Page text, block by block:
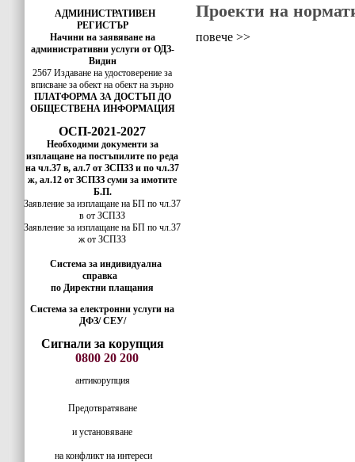
АДМИНИСТРАТИВЕН
РЕГИСТЪР
Начини на заявяване на
административни услуги от ОДЗ-
Видин
2567 Издаване на удостоверение за
вписванe за обект на обект на зърно
ПЛАТФОРМА ЗА ДОСТЪП ДО
ОБЩЕСТВЕНА ИНФОРМАЦИЯ
ОСП-2021-2027
Необходими документи за
изплащане на постъпилите по реда
на чл.37 в, ал.7 от ЗСПЗЗ и по чл.37
ж, ал.12 от ЗСПЗЗ суми за имотите
Б.П.
Заявление за изплащане на БП по чл.37
в от ЗСПЗЗ
Заявление за изплащане на БП по чл.37
ж от ЗСПЗЗ
Система за индивидуална
справка
по Директни плащания
Система за електронни услуги на
ДФЗ/ СЕУ/
Сигнали за корупция
0800 20 200
антикорупция
Предотвратяване
и установяване
на конфликт на интереси
Проекти на
повече >>